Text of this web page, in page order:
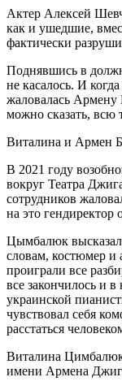
Актер Алексей
как и ушедшие,
фактически
Поднявшись в
не касалось. И
жаловалась
можно сказать, всю
Виталина и Армен
В 2021 году
вокруг Театра
сотрудников
на это
Цымбалюк
словам, костюмер и
проиграли все
все закончилось и
украинской
чувствовал себя
расстаться
Виталина
имени Армена